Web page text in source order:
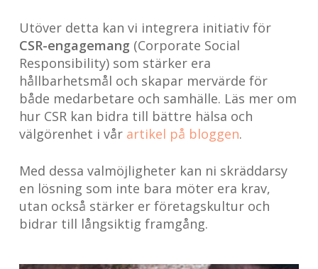
Utöver detta kan vi integrera initiativ för
CSR-engagemang (Corporate Social
Responsibility) som stärker era
hållbarhetsmål och skapar mervärde för
både medarbetare och samhälle. Läs mer om
hur CSR kan bidra till bättre hälsa och
välgörenhet i vår artikel på bloggen.
Med dessa valmöjligheter kan ni skräddarsy
en lösning som inte bara möter era krav,
utan också stärker er företagskultur och
bidrar till långsiktig framgång.